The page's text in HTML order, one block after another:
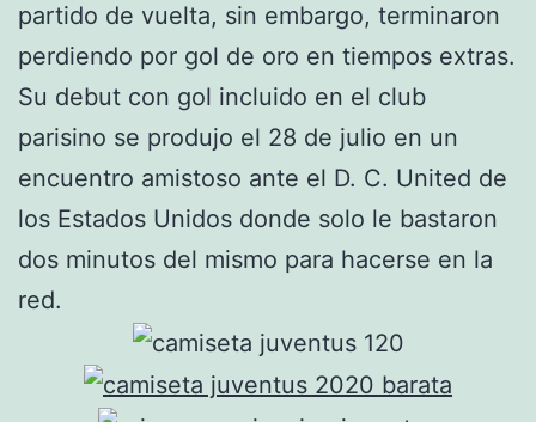
partido de vuelta, sin embargo, terminaron
perdiendo por gol de oro en tiempos extras.
Su debut con gol incluido en el club
parisino se produjo el 28 de julio en un
encuentro amistoso ante el D. C. United de
los Estados Unidos donde solo le bastaron
dos minutos del mismo para hacerse en la
red.